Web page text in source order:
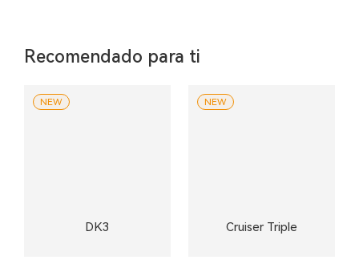
Recomendado para ti
DK3
NEW
Cruiser Triple
NEW